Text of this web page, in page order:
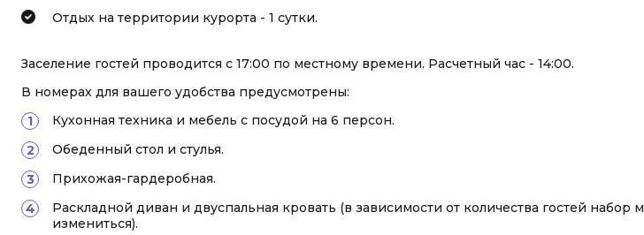
Отдых на территории курорта - 1 сутки.
Заселение гостей проводится с 17:00 по местному времени. Расчетный час - 14:00.
В номерах для вашего удобства предусмотрены:
Кухонная техника и мебель с посудой на 6 персон.
Обеденный стол и стулья.
Прихожая-гардеробная.
Раскладной диван и двуспальная кровать (в зависимости от количества гостей набор
измениться).